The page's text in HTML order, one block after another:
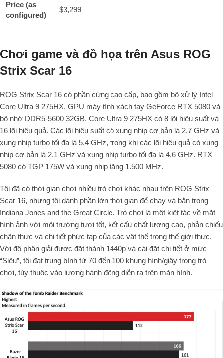
Price (as
configured)
$3,299
Chơi game và đồ họa trên Asus ROG
Strix Scar 16
ROG Strix Scar 16 có phần cứng cao cấp, bao gồm bộ xử lý Intel
Core Ultra 9 275HX, GPU máy tính xách tay GeForce RTX 5080 và
bộ nhớ DDR5-5600 32GB. Core Ultra 9 275HX có 8 lõi hiệu suất và
16 lõi hiệu quả. Các lõi hiệu suất có xung nhịp cơ bản là 2,7 GHz và
xung nhịp turbo tối đa là 5,4 GHz, trong khi các lõi hiệu quả có xung
nhịp cơ bản là 2,1 GHz và xung nhịp turbo tối đa là 4,6 GHz. RTX
5080 có TGP 175W và xung nhịp tăng 1.500 MHz.
Tôi đã có thời gian chơi nhiều trò chơi khác nhau trên ROG Strix
Scar 16, nhưng tôi dành phần lớn thời gian để chạy và bắn trong
Indiana Jones and the Great Circle. Trò chơi là một kiệt tác về mặt
hình ảnh với môi trường tươi tốt, kết cấu chất lượng cao, phản chiếu
chân thực và chi tiết phức tạp của các vật thể trong thế giới thực.
Với độ phân giải được đặt thành 1440p và cài đặt chi tiết ở mức
“Siêu”, tôi đạt trung bình từ 70 đến 100 khung hình/giây trong trò
chơi, tùy thuộc vào lượng hành động diễn ra trên màn hình.